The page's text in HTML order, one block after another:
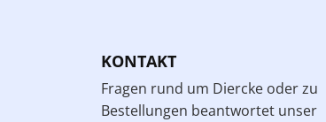
KONTAKT
Fragen rund um Diercke oder zu
Bestellungen beantwortet unser